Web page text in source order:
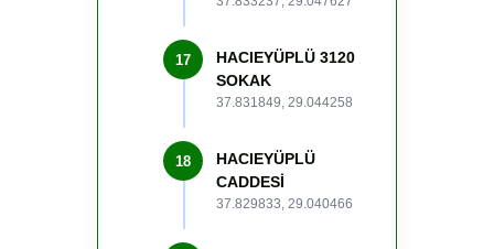
17
HACIEYÜPLÜ 3120
SOKAK
37.831849, 29.044258
18
HACIEYÜPLÜ
CADDESİ
37.829833, 29.040466